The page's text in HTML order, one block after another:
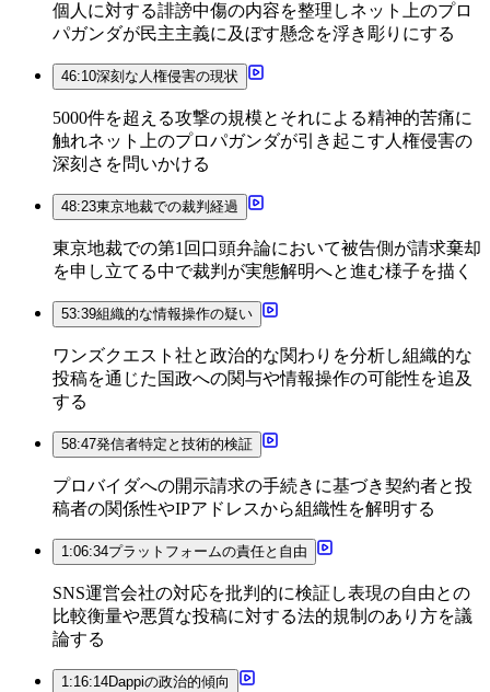
個人に対する誹謗中傷の内容を整理しネット上のプロ
パガンダが民主主義に及ぼす懸念を浮き彫りにする
46:10深刻な人権侵害の現状
5000件を超える攻撃の規模とそれによる精神的苦痛に
触れネット上のプロパガンダが引き起こす人権侵害の
深刻さを問いかける
48:23東京地裁での裁判経過
東京地裁での第1回口頭弁論において被告側が請求棄却
を申し立てる中で裁判が実態解明へと進む様子を描く
53:39組織的な情報操作の疑い
ワンズクエスト社と政治的な関わりを分析し組織的な
投稿を通じた国政への関与や情報操作の可能性を追及
する
58:47発信者特定と技術的検証
プロバイダへの開示請求の手続きに基づき契約者と投
稿者の関係性やIPアドレスから組織性を解明する
1:06:34プラットフォームの責任と自由
SNS運営会社の対応を批判的に検証し表現の自由との
比較衡量や悪質な投稿に対する法的規制のあり方を議
論する
1:16:14Dappiの政治的傾向